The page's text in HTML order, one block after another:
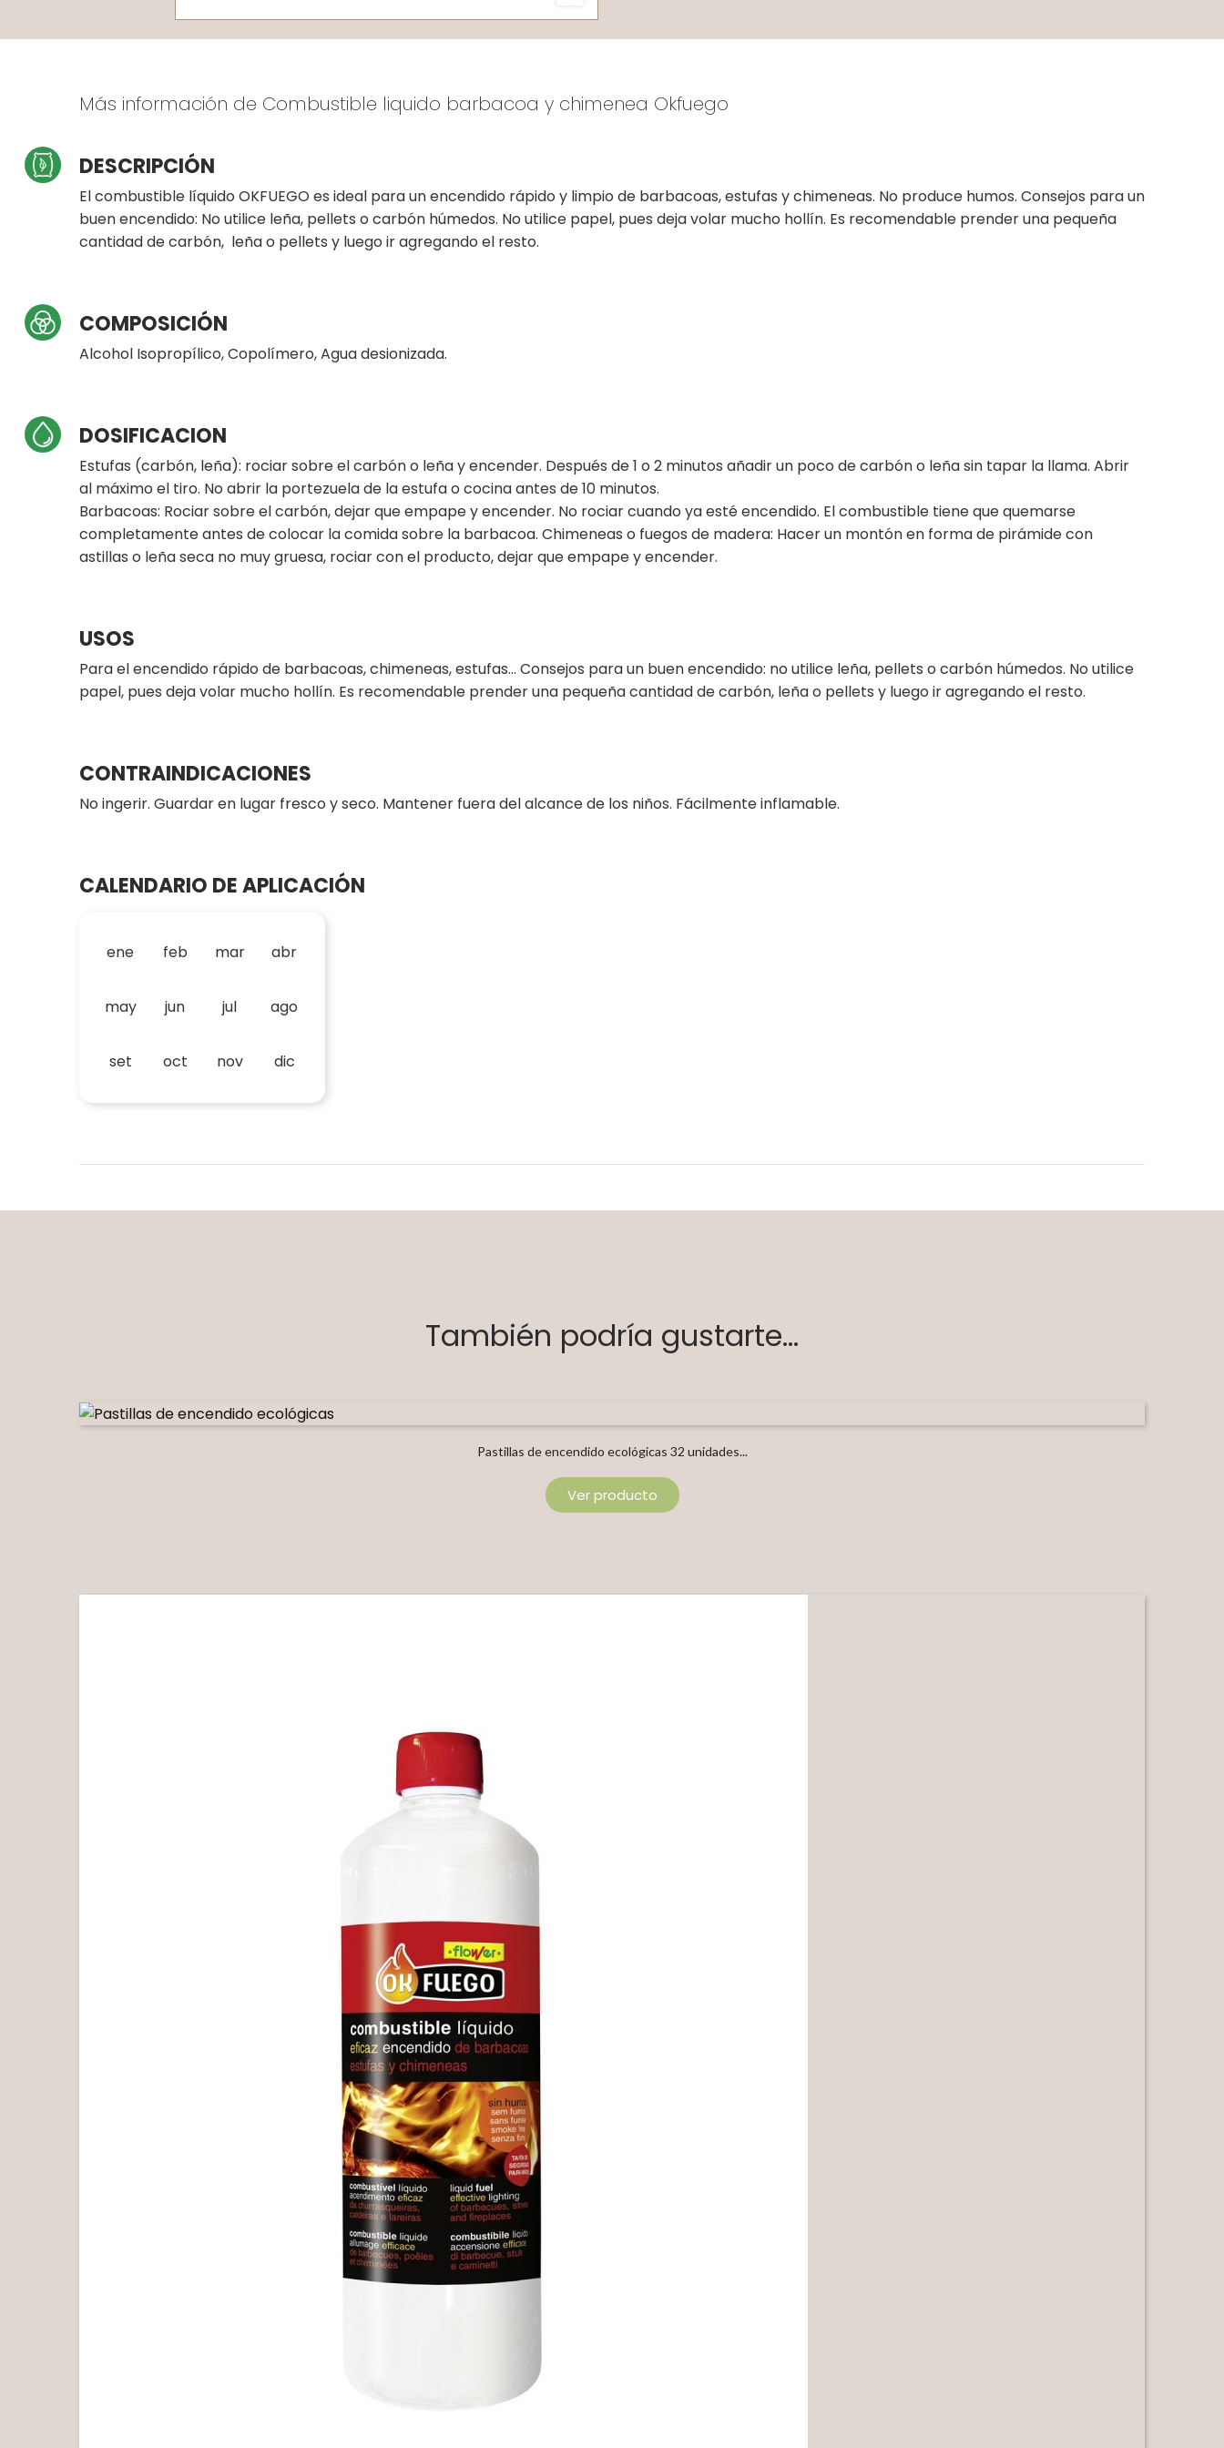
Más información de Combustible liquido barbacoa y chimenea Okfuego
DESCRIPCIÓN
El combustible líquido OKFUEGO es ideal para un encendido rápido y limpio de barbacoas, estufas y chimeneas. No produce humos. Consejos para un
buen encendido: No utilice leña, pellets o carbón húmedos. No utilice papel, pues deja volar mucho hollín. Es recomendable prender una pequeña
cantidad de carbón, leña o pellets y luego ir agregando el resto.
COMPOSICIÓN
Alcohol Isopropílico, Copolímero, Agua desionizada.
DOSIFICACION
Estufas (carbón, leña): rociar sobre el carbón o leña y encender. Después de 1 o 2 minutos añadir un poco de carbón o leña sin tapar la llama. Abrir
al máximo el tiro. No abrir la portezuela de la estufa o cocina antes de 10 minutos.
Barbacoas: Rociar sobre el carbón, dejar que empape y encender. No rociar cuando ya esté encendido. El combustible tiene que quemarse
completamente antes de colocar la comida sobre la barbacoa. Chimeneas o fuegos de madera: Hacer un montón en forma de pirámide con
astillas o leña seca no muy gruesa, rociar con el producto, dejar que empape y encender.
USOS
Para el encendido rápido de barbacoas, chimeneas, estufas… Consejos para un buen encendido: no utilice leña, pellets o carbón húmedos. No utilice
papel, pues deja volar mucho hollín. Es recomendable prender una pequeña cantidad de carbón, leña o pellets y luego ir agregando el resto.
CONTRAINDICACIONES
No ingerir. Guardar en lugar fresco y seco. Mantener fuera del alcance de los niños. Fácilmente inflamable.
CALENDARIO DE APLICACIÓN
ene feb mar abr
may jun jul ago
set oct nov dic
También podría gustarte...
Pastillas de encendido ecológicas 32 unidades...
Ver producto